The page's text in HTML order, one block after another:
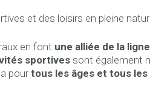
et des loisirs en pleine
en font une alliée de la ligne
sportives sont également
pourtous les âges et tous les